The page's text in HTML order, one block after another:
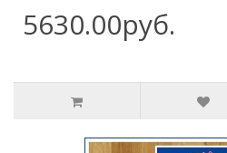
5630.00руб.